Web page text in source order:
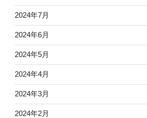
2024年7月
2024年6月
2024年5月
2024年4月
2024年3月
2024年2月